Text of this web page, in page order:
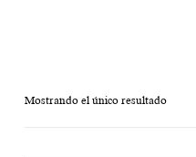
Mostrando el único resultado